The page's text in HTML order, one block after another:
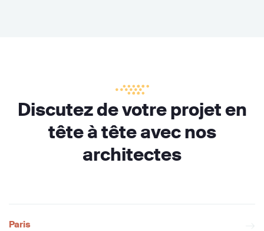
Discutez de votre projet en
tête à tête avec nos
architectes
Paris